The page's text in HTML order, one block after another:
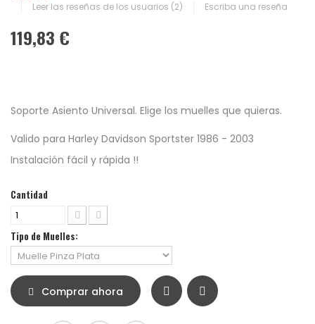
Leer las reseñas de los usuarios (2) Escriba una reseña
119,83 €
Soporte Asiento Universal. Elige los muelles que quieras.
Valido para Harley Davidson Sportster 1986 - 2003
Instalación fácil y rápida !!
Cantidad
Tipo de Muelles:
Comprar ahora